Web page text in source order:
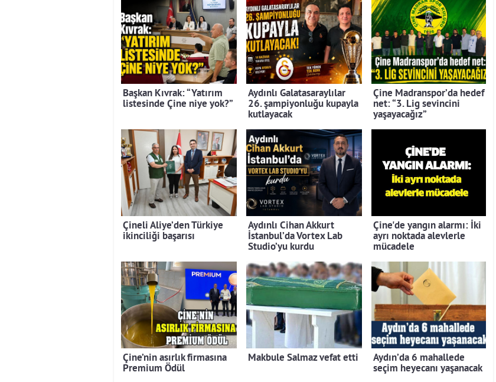
Başkan Kıvrak: “Yatırım
listesinde Çine niye yok?”
Aydınlı Galatasaraylılar
26. şampiyonluğu kupayla
kutlayacak
Çine Madranspor’da hedef
net: “3. Lig sevincini
yaşayacağız”
Çineli Aliye’den Türkiye
ikinciliği başarısı
Aydınlı Cihan Akkurt
İstanbul’da Vortex Lab
Studio’yu kurdu
Çine'de yangın alarmı: İki
ayrı noktada alevlerle
mücadele
Çine’nin asırlık firmasına
Premium Ödül
Makbule Salmaz vefat etti
Aydın’da 6 mahallede
seçim heyecanı yaşanacak